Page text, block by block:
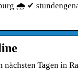
🌧️ ✔
Tagen in